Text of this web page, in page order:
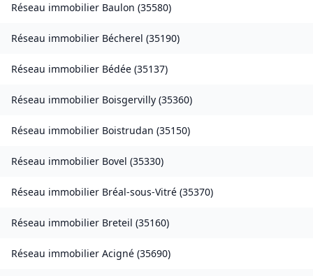
Réseau immobilier Baulon (35580)
Réseau immobilier Bécherel (35190)
Réseau immobilier Bédée (35137)
Réseau immobilier Boisgervilly (35360)
Réseau immobilier Boistrudan (35150)
Réseau immobilier Bovel (35330)
Réseau immobilier Bréal-sous-Vitré (35370)
Réseau immobilier Breteil (35160)
Réseau immobilier Acigné (35690)